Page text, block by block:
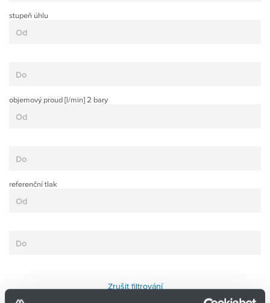
stupeň úhlu
objemový proud [l/min] 2 bary
referenční tlak
Zrušit filtrování